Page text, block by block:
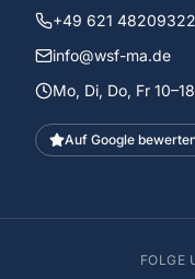
+49 621 48209322
info@wsf-ma.de
Mo, Di, Do, Fr
Auf Google
FOLGE